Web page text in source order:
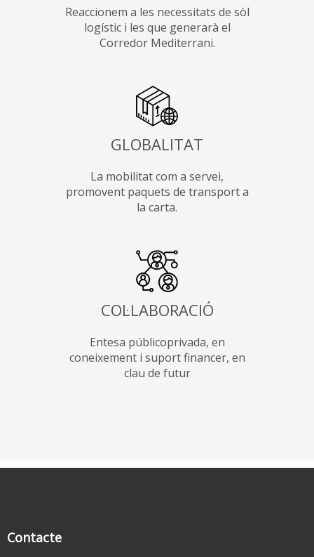
Reaccionem a les necessitats de sòl
logístic i les que generarà el
Corredor Mediterrani.
GLOBALITAT
La mobilitat com a servei,
promovent paquets de transport a
la carta.
COL·LABORACIÓ
Entesa públicoprivada, en
coneixement i suport financer, en
clau de futur
Contacte